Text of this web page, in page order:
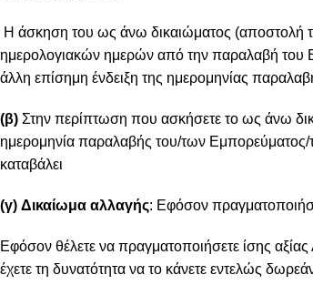
Η άσκηση του ως άνω δικαιώματος (αποστολή
ημερολογιακών ημερών από την παραλαβή του
άλλη επίσημη ένδειξη της ημερομηνίας
(β) Στην περίπτωση που ασκήσετε το ως άνω
ημερομηνία παραλαβής του/των Εμπορεύματος/
καταβάλει
(γ) Δικαίωμα αλλαγής: Εφόσον
Εφόσον θέλετε να πραγματοποιήσετε ίσης
έχετε τη δυνατότητα να το κάνετε εντελώς